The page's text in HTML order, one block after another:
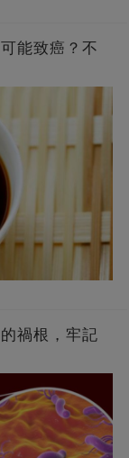
能致癌？不
禍根，牢記